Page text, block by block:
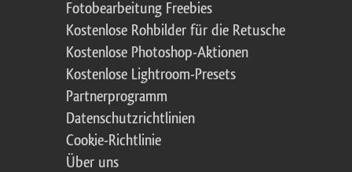
Fotobearbeitung Freebies
Kostenlose Rohbilder für die Retusche
Kostenlose Photoshop-Aktionen
Kostenlose Lightroom-Presets
Partnerprogramm
Datenschutzrichtlinien
Cookie-Richtlinie
Über uns